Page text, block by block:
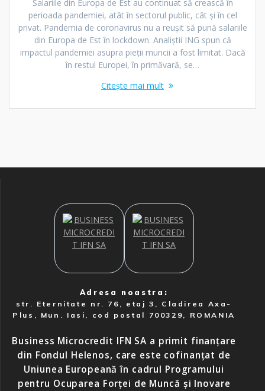
Salariile din Europa de Est au continuat să crească în
perioada pandemiei, atât în sectorul public, cât şi în cel
privat. Pandemia de coronavirus nu a reuşit să pună salariile
din Europa de Est în lockdown. Analiştii ING spun că
impactul pandemiei asupra pieţii muncii a fost limitat. Dacă
în restul Europei, în primăvară, se…
Citește mai mult
Adresa noastra:
str. Eternitate nr. 76, etaj 3, Cladirea Axa-
Plus, Mun. Iasi, cod postal 700329, ROMANIA
Business Microcredit IFN SA a primit finanțare
din Fondul Helenos, care este cofinanțat de
Uniunea Europeană în cadrul Programului
pentru Ocuparea Forței de Muncă și Inovare